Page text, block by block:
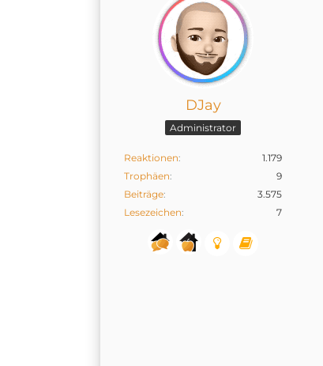
DJay
Administrator
Reaktionen
1.179
Trophäen
9
Beiträge
3.575
Lesezeichen
7